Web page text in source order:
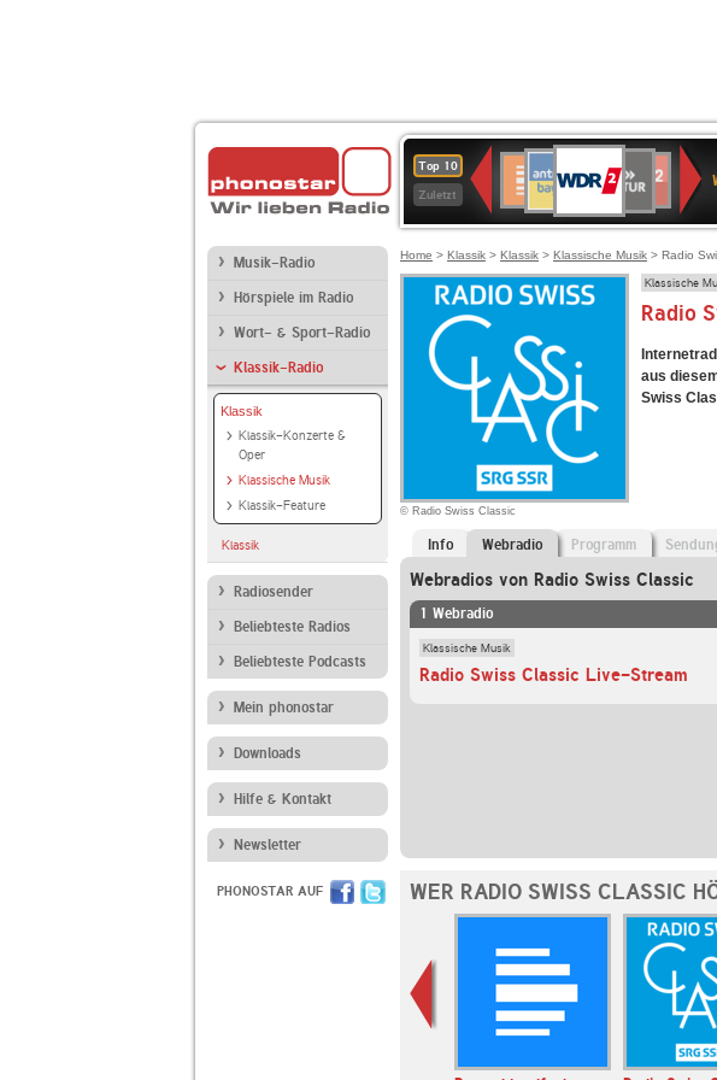
Top 10
Zuletzt
Deutschlandfunk
90er
OLDIE
ANTENNE
4
KLASSIK
Deutschlandfunk
KulturBAYERN
2
Kultur
NDR
2
Musik-Radio
Hörspiele im Radio
Wort- & Sport-Radio
Klassik-Radio
Klassik
Klassik-Konzerte &
Oper
Klassische Musik
Klassik-Feature
Klassik
Radiosender
Beliebteste Radios
Beliebteste Podcasts
Mein phonostar
Downloads
Hilfe & Kontakt
Newsletter
PHONOSTAR AUF
Home > Klassik > Klassik > Klassische Musik > Radio
© Radio Swiss Classic
Klassische
Radio
aus
Swiss
Info Webradio Programm
Webradios von Radio Swiss Classic
1 Webradio
Klassische Musik
Radio Swiss Classic Live-Stream
WER RADIO SWISS CLASSIC